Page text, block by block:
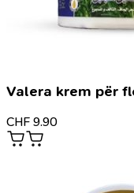
Valera krem për
CHF 9.90